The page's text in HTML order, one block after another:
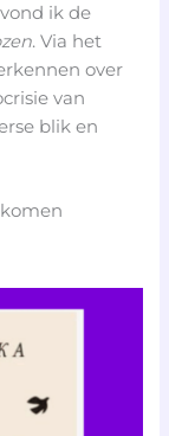
ik de
. Via het
over
van
blik en